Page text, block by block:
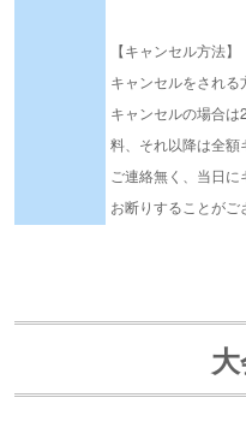
【キャンセル方法】
キャンセルをされる
キャンセルの場合
料、それ以降は全額
ご連絡無く、当日
お断りすることがご